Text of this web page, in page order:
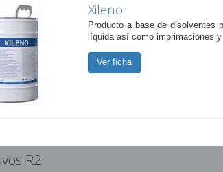
Xileno
Producto a base de disolventes
líquida así como imprimaciones
Ver ficha
R2